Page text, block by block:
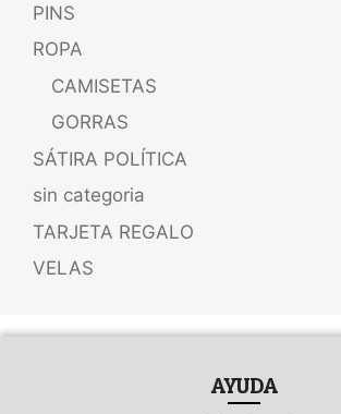
PINS
ROPA
CAMISETAS
GORRAS
SÁTIRA POLÍTICA
sin categoria
TARJETA REGALO
VELAS
AYUDA